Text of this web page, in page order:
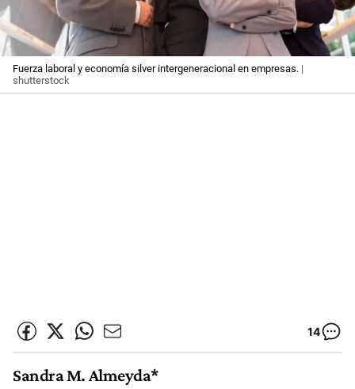
Fuerza laboral y economía silver intergeneracional en empresas. |
shutterstock
14
Sandra M. Almeyda*